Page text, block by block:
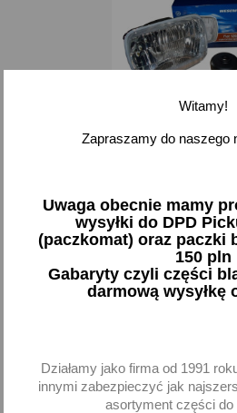
Reflektor lampa
109,81 zł brutto
Dodaj
-
Pokazano 1-1 z 1
Witamy!
Zapraszamy do naszego
Uwaga obecnie mamy
wysyłki do DPD
(paczkomat) oraz paczki
150 pln
Gabaryty czyli części
darmową wysyłkę
Działamy jako firma od 1991
innymi zabezpieczyć jak
asortyment części do